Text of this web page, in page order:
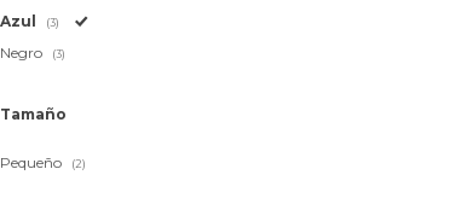
Azul (3)
Negro (3)
Tamaño
Pequeño (2)